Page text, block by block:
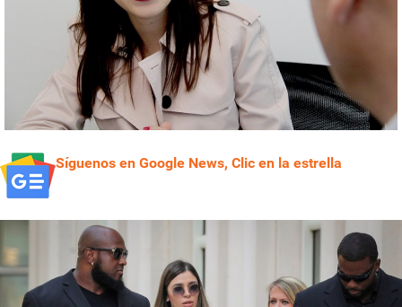
Síguenos en Google News, Clic en la estrella